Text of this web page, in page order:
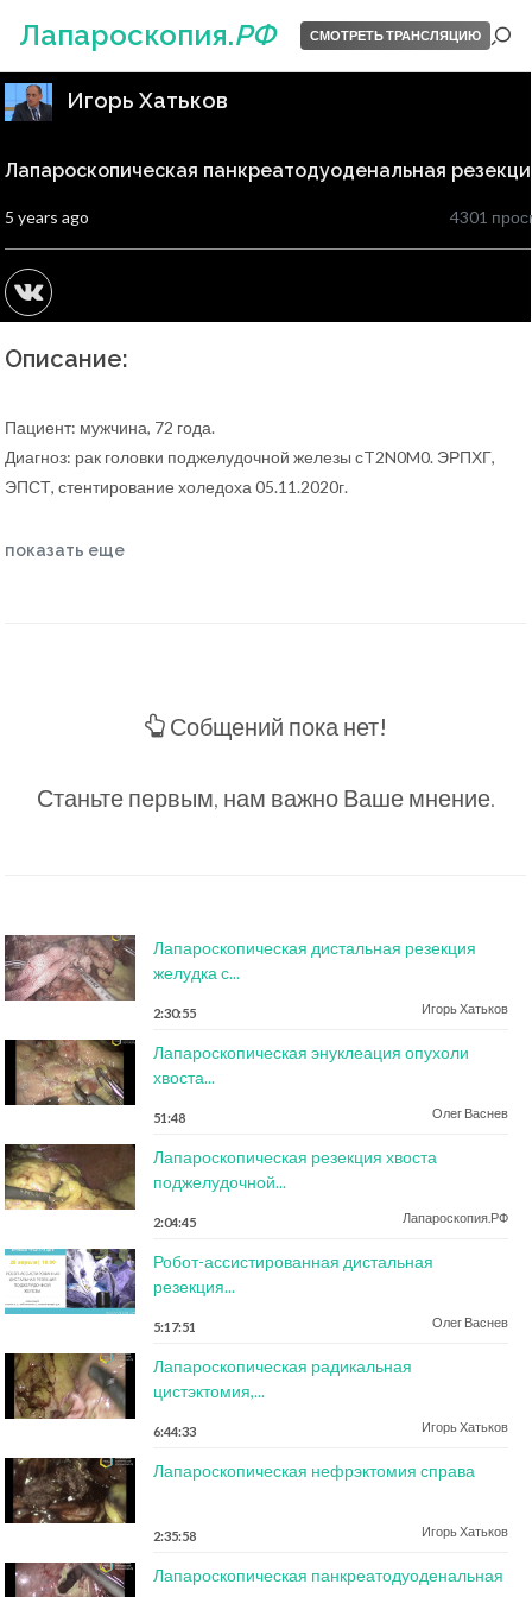
Лапароскопия.РФ СМОТРЕТЬ ТРАНСЛЯЦИЮ
Игорь Хатьков
Лапароскопическая панкреатодуоденальная
5 years ago 4301
Описание:
Пациент: мужчина, 72 года.
Диагноз: рак головки поджелудочной железы сT2N0M0. ЭРПХГ,
ЭПСТ, стентирование холедоха 05.11.2020г.
показать еще
Собщений пока нет!
Станьте первым, нам важно Ваше мнение.
Лапароскопическая дистальная резекция
желудка с...
2:30:55 Игорь Хатьков
Лапароскопическая энуклеация опухоли
хвоста...
51:48 Олег Васнев
Лапароскопическая резекция хвоста
поджелудочной...
2:04:45 Лапароскопия.РФ
Робот-ассистированная дистальная
резекция...
5:17:51 Олег Васнев
Лапароскопическая радикальная
цистэктомия,...
6:44:33 Игорь Хатьков
Лапароскопическая нефрэктомия справа
2:35:58 Игорь Хатьков
Лапароскопическая панкреатодуоденальная